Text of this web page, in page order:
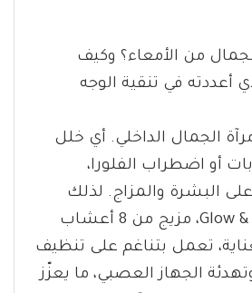
من الأمعاء؟ وكيف
في تنقية الوجه
الجمال الداخلي. أي خلل
أو اضطراب الفلورا،
البشرة والمزاج. لذلك
أطلقت شاي Glow & Gut، مزيج من 8 أعشاب
تعمل بتناغم على تنظيف
الجهاز العصبي، ما يعزّز